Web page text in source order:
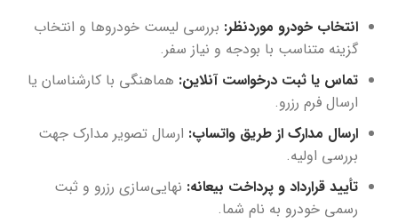
انتخاب خودرو موردنظر: بررسی لیست خودروها و انتخاب
گزینه متناسب با بودجه و نیاز سفر.
تماس یا ثبت درخواست آنلاین: هماهنگی با کارشناسان یا
ارسال فرم رزرو.
ارسال مدارک از طریق واتساپ: ارسال تصویر مدارک جهت
بررسی اولیه.
تأیید قرارداد و پرداخت بیعانه: نهایی‌سازی رزرو و ثبت
رسمی خودرو به نام شما.